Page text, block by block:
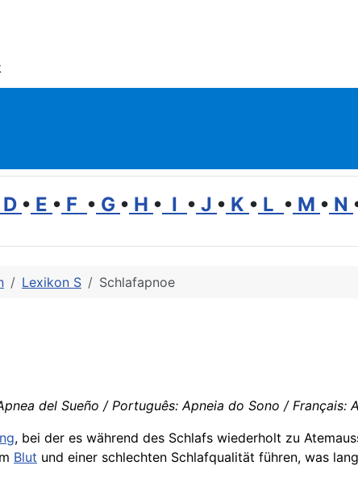
D • E • F • G • H • I • J • K • L • M • N
Lexikon S Schlafapnoe
del Sueño / Português: Apneia do Sono / Français:
, bei der es während des Schlafs wiederholt zu
Blut und einer schlechten Schlafqualität führen, was